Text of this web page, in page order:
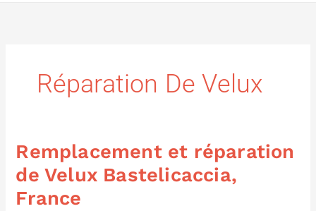
Réparation De Velux
Remplacement et réparation
de Velux Bastelicaccia,
France
Remplacement
réparation
de